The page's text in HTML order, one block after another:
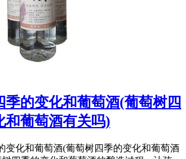
季的变化和葡萄酒(葡萄树四
和葡萄酒有关吗)
变化和葡萄酒(葡萄树四季的变化和葡萄酒